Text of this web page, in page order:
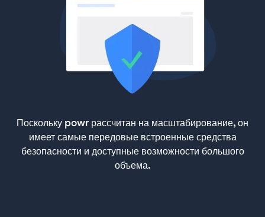
Поскольку powr рассчитан на масштабирование, он
имеет самые передовые встроенные средства
безопасности и доступные возможности большого
объема.